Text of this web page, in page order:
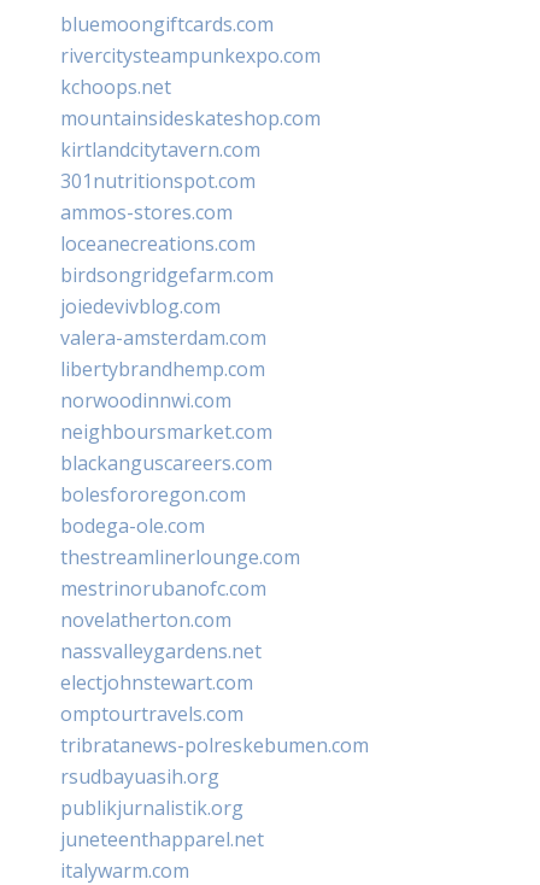
bluemoongiftcards.com
rivercitysteampunkexpo.com
kchoops.net
mountainsideskateshop.com
kirtlandcitytavern.com
301nutritionspot.com
ammos-stores.com
loceanecreations.com
birdsongridgefarm.com
joiedevivblog.com
valera-amsterdam.com
libertybrandhemp.com
norwoodinnwi.com
neighboursmarket.com
blackanguscareers.com
bolesfororegon.com
bodega-ole.com
thestreamlinerlounge.com
mestrinorubanofc.com
novelatherton.com
nassvalleygardens.net
electjohnstewart.com
omptourtravels.com
tribratanews-polreskebumen.com
rsudbayuasih.org
publikjurnalistik.org
juneteenthapparel.net
italywarm.com